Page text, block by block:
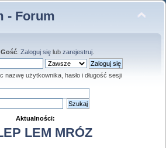
- Forum
Gość. Zaloguj sięlub zarejestruj.
nazwę użytkownika, hasło i długość sesji
Aktualności:
LEM MRÓZ